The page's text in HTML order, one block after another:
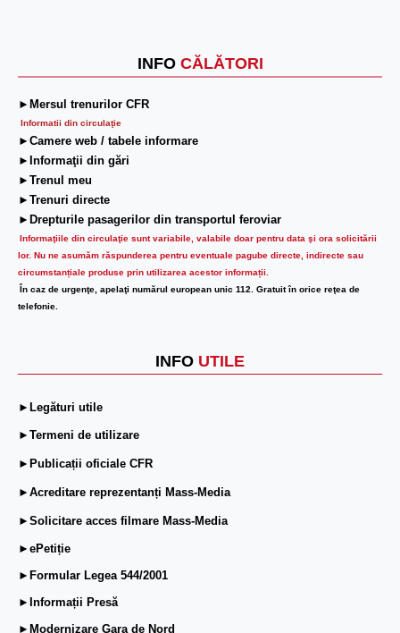
INFO CĂLĂTORI
►Mersul trenurilor CFR
Informatii din circulaţie
►Camere web / tabele informare
►Informaţii din gări
►Trenul meu
►Trenuri directe
►Drepturile pasagerilor din transportul feroviar
Informaţiile din circulaţie sunt variabile, valabile doar pentru data şi ora solicitării
lor. Nu ne asumăm răspunderea pentru eventuale pagube directe, indirecte sau
circumstanțiale produse prin utilizarea acestor informații.
În caz de urgenţe, apelaţi numărul european unic 112. Gratuit în orice reţea de
telefonie.
INFO UTILE
►Legături utile
►Termeni de utilizare
►Publicații oficiale CFR
►Acreditare reprezentanți Mass-Media
►Solicitare acces filmare Mass-Media
►ePetiție
►Formular Legea 544/2001
►Informații Presă
►Modernizare Gara de Nord